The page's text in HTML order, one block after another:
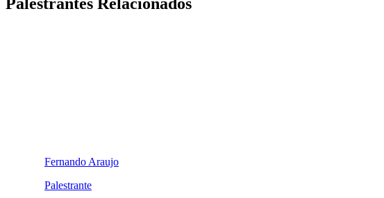
Fernando Araujo
Palestrante